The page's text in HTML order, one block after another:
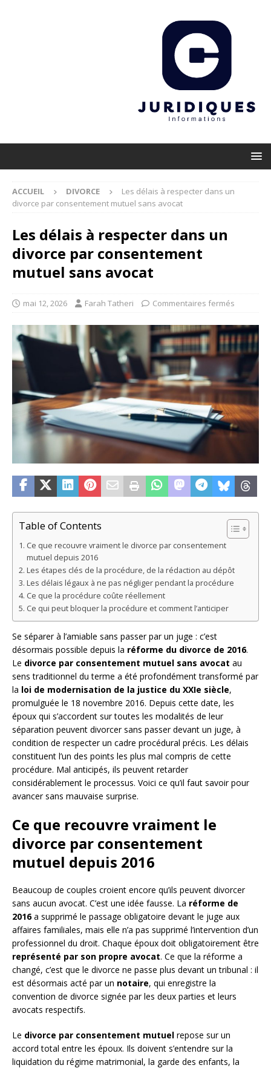
ACCUEIL DIVORCE
Les délais à respecter dans un
divorce par consentement mutuel sans avocat
Les délais à respecter dans un
divorce par consentement
mutuel sans avocat
mai 12, 2026 Farah Tatheri Commentaires fermés
Table of Contents
Ce que recouvre vraiment le divorce par consentement
mutuel depuis 2016
Les étapes clés de la procédure, de la rédaction au dépôt
Les délais légaux à ne pas négliger pendant la procédure
Ce que la procédure coûte réellement
Ce qui peut bloquer la procédure et comment l’anticiper
Se séparer à l’amiable sans passer par un juge : c’est
désormais possible depuis la réforme du divorce de 2016.
Le divorce par consentement mutuel sans avocat au
sens traditionnel du terme a été profondément transformé par
la loi de modernisation de la justice du XXIe siècle,
promulguée le 18 novembre 2016. Depuis cette date, les
époux qui s’accordent sur toutes les modalités de leur
séparation peuvent divorcer sans passer devant un juge, à
condition de respecter un cadre procédural précis. Les délais
constituent l’un des points les plus mal compris de cette
procédure. Mal anticipés, ils peuvent retarder
considérablement le processus. Voici ce qu’il faut savoir pour
avancer sans mauvaise surprise.
Ce que recouvre vraiment le
divorce par consentement
mutuel depuis 2016
Beaucoup de couples croient encore qu’ils peuvent divorcer
sans aucun avocat. C’est une idée fausse. La réforme de
2016a supprimé le passage obligatoire devant le juge aux
affaires familiales, mais elle n’a pas supprimé l’intervention d’un
professionnel du droit. Chaque époux doit obligatoirement être
représenté par son propre avocat. Ce que la réforme a
changé, c’est que le divorce ne passe plus devant un tribunal : il
est désormais acté par un notaire, qui enregistre la
convention de divorce signée par les deux parties et leurs
avocats respectifs.
Le divorce par consentement mutuel repose sur un
accord total entre les époux. Ils doivent s’entendre sur la
liquidation du régime matrimonial, la garde des enfants, la